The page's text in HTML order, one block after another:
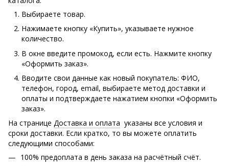
Выбираете товар.
Нажимаете кнопку «Купить», указываете нужное
количество.
В окне введите промокод, если есть. Нажмите кнопку
«Оформить заказ».
Вводите свои данные как новый покупатель: ФИО,
телефон, город, email, выбираете метод доставки и
оплаты и подтверждаете нажатием кнопки «Оформить
заказ».
На странице Доставка и оплата указаны все условия и
сроки доставки. Если кратко, то вы можете оплатить
следующими способами:
100% предоплата в день заказа на расчётный счёт.